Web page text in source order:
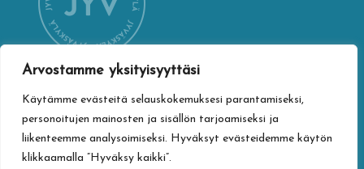
Arvostamme yksityisyyttäsi
Käytämme evästeitä selauskokemuksesi parantamiseksi,
personoitujen mainosten ja sisällön tarjoamiseksi ja
liikenteemme analysoimiseksi. Hyväksyt evästeidemme käytön
klikkaamalla ”Hyväksy kaikki”.
YHTEYSTIEDOT
Jyväskylän kaupungin verkkokauppa
Vapaudenkatu 32